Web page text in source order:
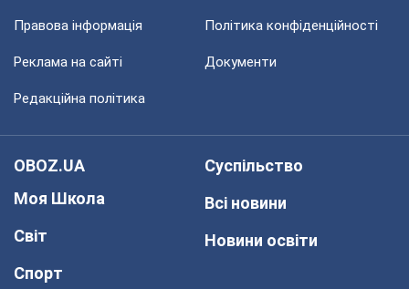
Правова інформація Політика конфіденційності
Реклама на сайті Документи
Редакційна політика
OBOZ.UA
Моя Школа
Світ
Спорт
Суспільство
Всі новини
Новини освіти